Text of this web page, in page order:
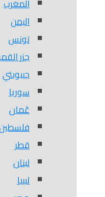
المغرب
اليمن
تونس
جزر
جيبوبتي
سوريا
عُمان
قطر
لبنان
ليبيا